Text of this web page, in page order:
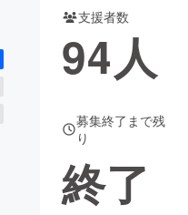
支援者数
94人
募集終了まで残
り
終了